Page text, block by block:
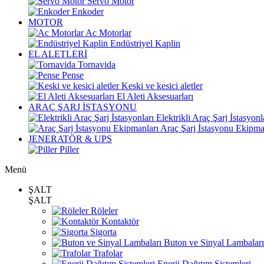
Enkoder
MOTOR
Ac Motorlar
Endüstriyel Kaplin
EL ALETLERİ
Tornavida
Pense
Keski ve kesici aletler
El Aleti Aksesuarları
ARAÇ ŞARJ İSTASYONU
Elektrikli Araç Şarj
Araç Şarj İstasyonu
JENERATÖR & UPS
Piller
Menü
ŞALT
ŞALT
Röleler
Kontaktör
Sigorta
Buton ve Sinyal Lambaları
Trafolar